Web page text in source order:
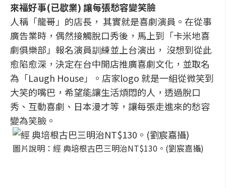
來福好事(已歇業) 讓每張愁容變笑臉
人稱「龍哥」的店長， 其實就是喜劇演員。在從事
廣告業時，偶然接觸脫口秀後，馬上到「卡米地喜
劇俱樂部」報名演員訓練並上台演出， 沒想到從此
愈陷愈深，決定在台中開店推廣喜劇文化，並取名
為「Laugh House」。店家logo 就是一組從微笑到
大笑的嘴巴，希望能讓生活煩悶的人，透過脫口
秀、互動喜劇、日本漫才等，讓每張走進來的愁容
變為笑臉。
圖片說明：經 典培根古巴三明治NT$130。(劉宸嘉攝)